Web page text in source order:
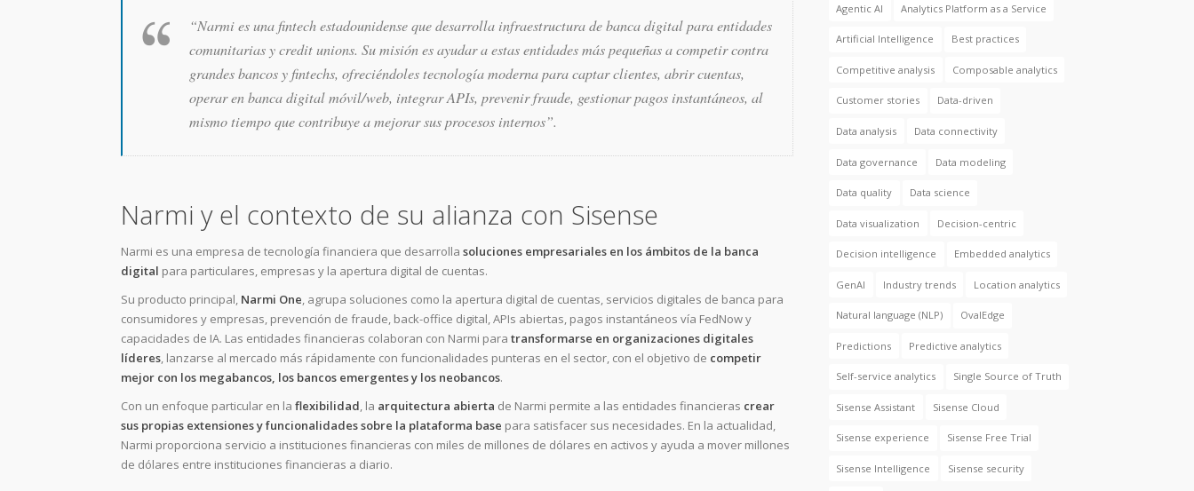
“Narmi es una fintech estadounidense que desarrolla infraestructura de banca digital para entidades
comunitarias y credit unions. Su misión es ayudar a estas entidades más pequeñas a competir contra
grandes bancos y fintechs, ofreciéndoles tecnología moderna para captar clientes, abrir cuentas,
operar en banca digital móvil/web, integrar APIs, prevenir fraude, gestionar pagos instantáneos, al
mismo tiempo que contribuye a mejorar sus procesos internos”.
Narmi y el contexto de su alianza con Sisense
Narmi es una empresa de tecnología financiera que desarrolla soluciones empresariales en los ámbitos de la banca
digital para particulares, empresas y la apertura digital de cuentas.
Su producto principal, Narmi One, agrupa soluciones como la apertura digital de cuentas, servicios digitales de banca para
consumidores y empresas, prevención de fraude, back-office digital, APIs abiertas, pagos instantáneos vía FedNow y
capacidades de IA. Las entidades financieras colaboran con Narmi para transformarse en organizaciones digitales
líderes, lanzarse al mercado más rápidamente con funcionalidades punteras en el sector, con el objetivo de competir
mejor con los megabancos, los bancos emergentes y los neobancos.
Con un enfoque particular en la flexibilidad, la arquitectura abierta de Narmi permite a las entidades financieras crear
sus propias extensiones y funcionalidades sobre la plataforma base para satisfacer sus necesidades. En la actualidad,
Narmi proporciona servicio a instituciones financieras con miles de millones de dólares en activos y ayuda a mover millones
de dólares entre instituciones financieras a diario.
Agentic AI Analytics Platform as a Service
Artificial Intelligence Best practices
Competitive analysis Composable analytics
Customer stories Data-driven
Data analysis Data connectivity
Data governance Data modeling
Data quality Data science
Data visualization Decision-centric
Decision intelligence Embedded analytics
GenAI Industry trends Location analytics
Natural language (NLP) OvalEdge
Predictions Predictive analytics
Self-service analytics Single Source of Truth
Sisense Assistant Sisense Cloud
Sisense experience Sisense Free Trial
Sisense Intelligence Sisense security